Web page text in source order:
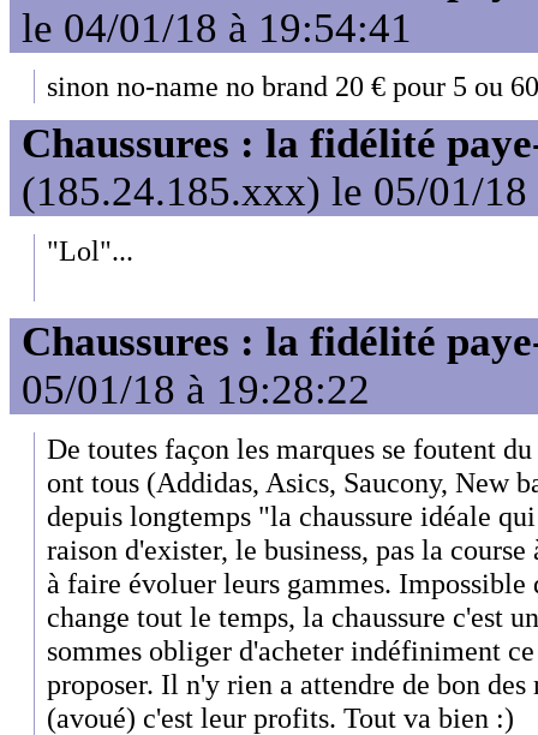
le 04/01/18 à 19:54:41
sinon no-name no brand 20 € pour 5 ou
Chaussures : la fidélité
(185.24.185.xxx) le 05/01/18
"Lol"...
Chaussures : la fidélité
05/01/18 à 19:28:22
De toutes façon les marques se foutent
ont tous (Addidas, Asics, Saucony, New
depuis longtemps "la chaussure idéale
raison d'exister, le business, pas la course
à faire évoluer leurs gammes. Impossible
change tout le temps, la chaussure c'est
sommes obliger d'acheter indéfiniment
proposer. Il n'y rien a attendre de bon
(avoué) c'est leur profits. Tout va bien :)